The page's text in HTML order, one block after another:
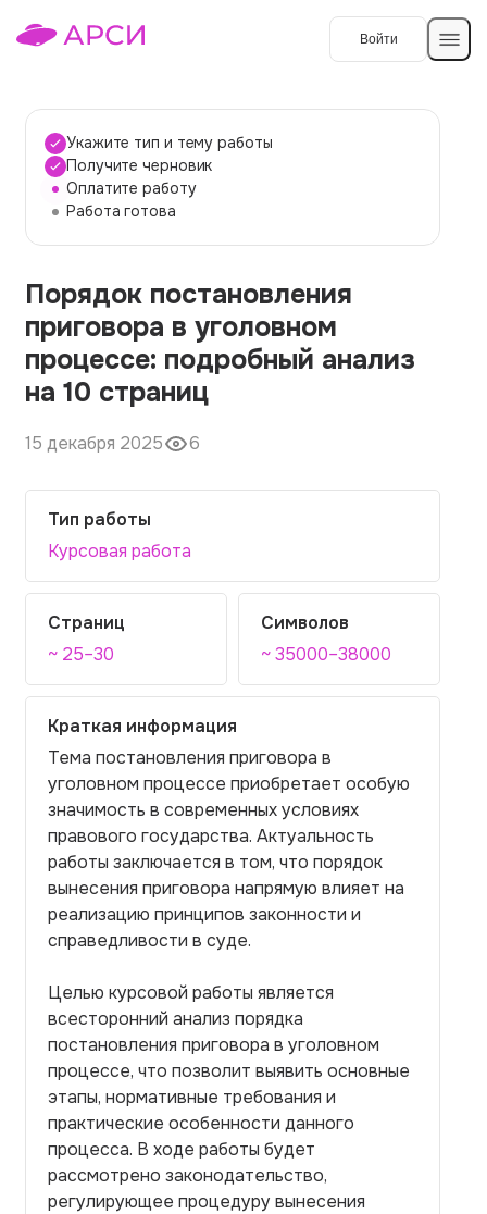
Войти
Темы работ
О сервисе
О компании
Наши гарантии
Порядок оплаты
Контакты
Укажите тип и тему работы
Получите черновик
Оплатите работу
Работа готова
Порядок постановления
приговора в уголовном
процессе: подробный анализ
на 10 страниц
15 декабря 2025 6
Тип работы
Курсовая работа
Страниц
~ 25–30
Символов
~ 35000–38000
Краткая информация
Тема постановления приговора в
уголовном процессе приобретает особую
значимость в современных условиях
правового государства. Актуальность
работы заключается в том, что порядок
вынесения приговора напрямую влияет на
реализацию принципов законности и
справедливости в суде.
Целью курсовой работы является
всесторонний анализ порядка
постановления приговора в уголовном
процессе, что позволит выявить основные
этапы, нормативные требования и
практические особенности данного
процесса. В ходе работы будет
рассмотрено законодательство,
регулирующее процедуру вынесения